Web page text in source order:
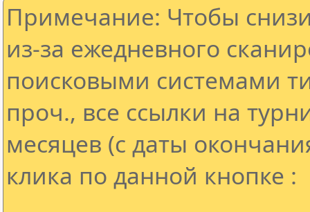
Примечание: Чтобы
из-за ежедневного
поисковыми системами
проч., все ссылки на
месяцев (с даты
клика по данной кнопке :